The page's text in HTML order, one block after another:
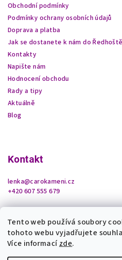
Tento web používá soubory
tohoto webu vyjadřujete
Více informacízde.
Obchodní podmínky
Podmínky ochrany osobních údajů
Doprava a platba
Jak se dostanete k nám do
Kontakty
Napište nám
Hodnocení obchodu
Rady a tipy
Aktuálně
Blog
Kontakt
lenka@carokameni.cz
+420 607 555 679